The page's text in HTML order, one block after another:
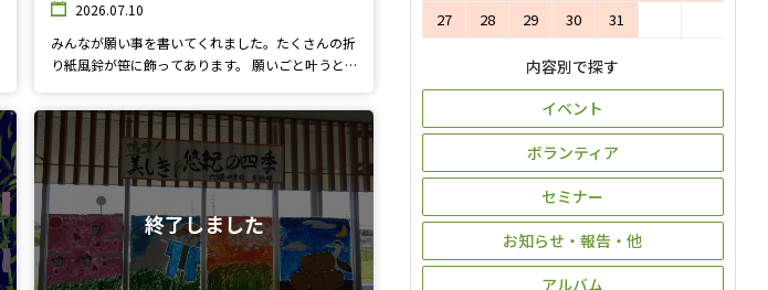
2026.07.10
みんなが願い事を書いてくれました。たくさんの折
り紙風鈴が笹に飾ってあります。 願いごと叶うと
終了しました
27
28 29 30 31
内容別で探す
イベント
ボランティア
セミナー
お知らせ・報告・他
アルバム